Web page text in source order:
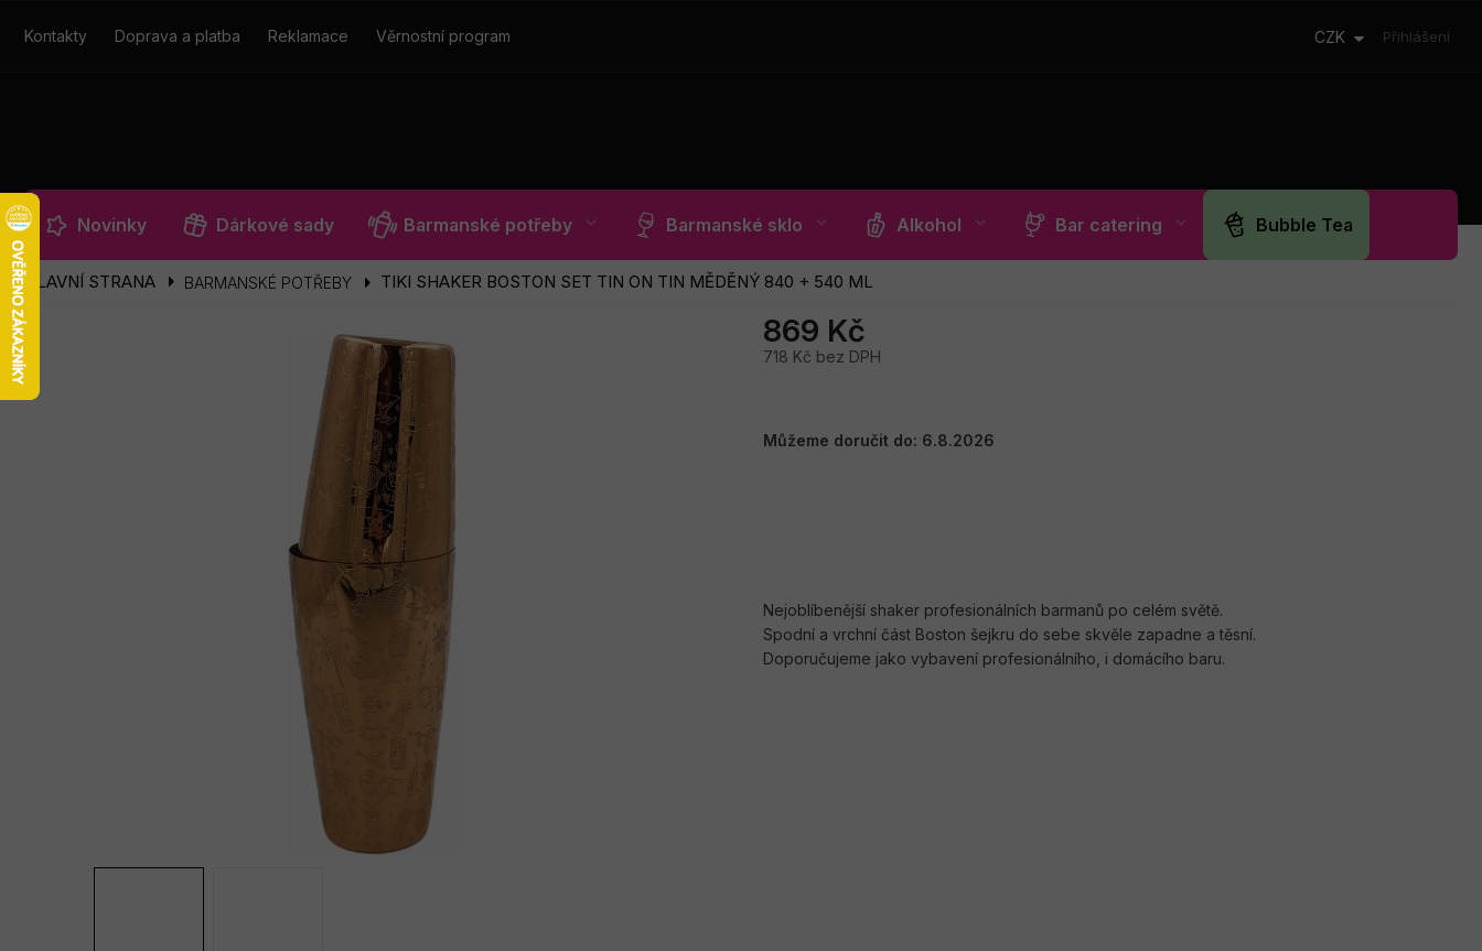
Kontakty Doprava a platba Reklamace Věrnostní program CZK Přihlášení
Novinky Dárkové sady Barmanské potřeby Barmanské sklo Alkohol Bar catering Bubble Tea
BARMANSKÉ POTŘEBY TIKI SHAKER BOSTON SET TIN ON TIN MĚDĚNÝ 840 + 540 ML
869 Kč
718 Kč bez DPH
Můžeme doručit do: 6.8.2026
Nejoblíbenější shaker profesionálních barmanů po celém světě.
Spodní a vrchní část Boston šejkru do sebe skvěle zapadne a těsní.
Doporučujeme jako vybavení profesionálního, i domácího baru.